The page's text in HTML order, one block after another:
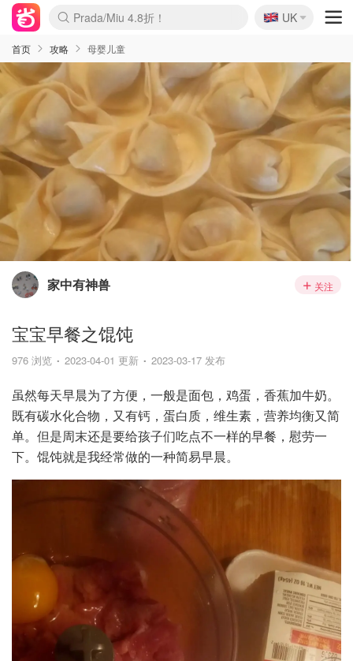
麦卢卡蜂蜜夏促！个位数！
Prada/Miu 4.8折！
啥？必胜客披萨5折！
🇬🇧
UK
首页 攻略 母婴儿童
家中有神兽 关注
宝宝早餐之馄饨
976 浏览 2023-04-01 更新 2023-03-17 发布
虽然每天早晨为了方便，一般是面包，鸡蛋，香蕉加牛奶。
既有碳水化合物，又有钙，蛋白质，维生素，营养均衡又简
单。但是周末还是要给孩子们吃点不一样的早餐，慰劳一
下。馄饨就是我经常做的一种简易早晨。